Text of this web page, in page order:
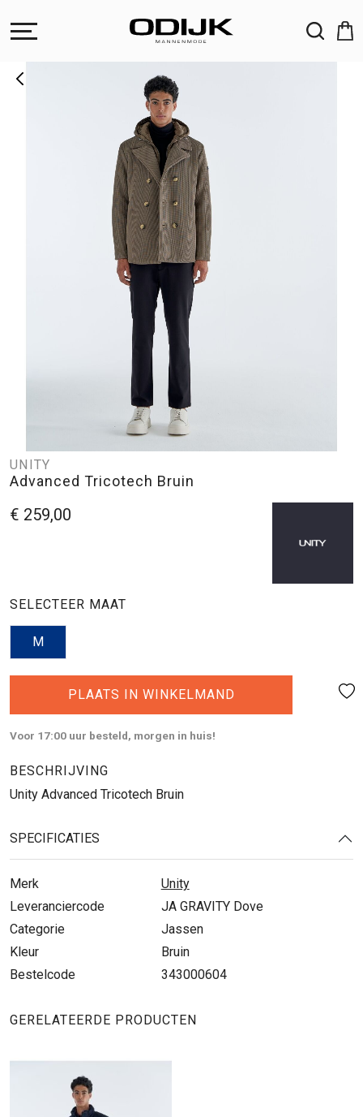
UNITY
Advanced Tricotech Bruin
€ 259,00
SELECTEER MAAT
M
PLAATS IN WINKELMAND
Voor 17:00 uur besteld, morgen in huis!
BESCHRIJVING
Unity Advanced Tricotech Bruin
SPECIFICATIES
Merk
Unity
Leveranciercode
JA GRAVITY Dove
Categorie
Jassen
Kleur
Bruin
Bestelcode
343000604
GERELATEERDE PRODUCTEN